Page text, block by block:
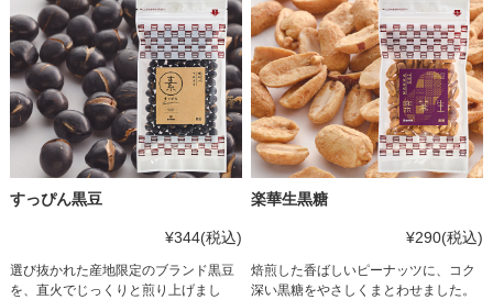
すっぴん黒豆
¥344(税込)
選び抜かれた産地限定のブランド黒豆
を、直火でじっくりと煎り上げまし
楽華生黒糖
¥290(税込)
焙煎した香ばしいピーナッツに、コク
深い黒糖をやさしくまとわせました。